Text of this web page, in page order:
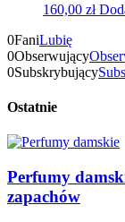
160,00 zł
0FaniLubię
0Obserwujący
0Subskrybujący
Ostatnie
Perfumy
zapachów